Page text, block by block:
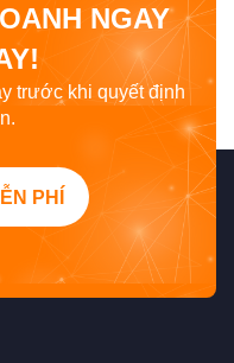
NGAY
trước khi quyết định
PHÍ